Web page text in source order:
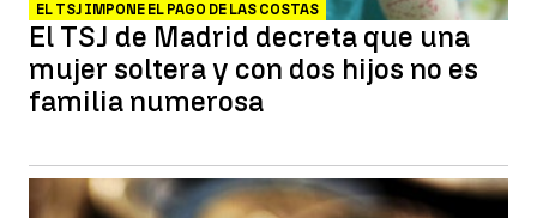
EL TSJ IMPONE EL PAGO DE LAS COSTAS
El TSJ de Madrid decreta que una
mujer soltera y con dos hijos no es
familia numerosa